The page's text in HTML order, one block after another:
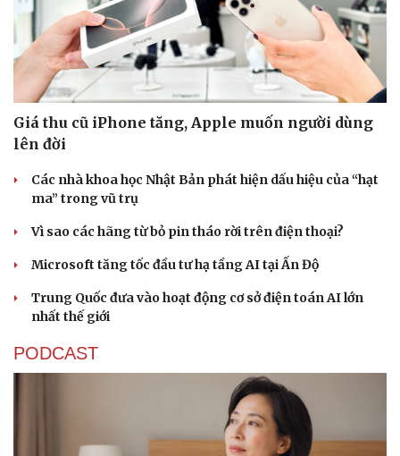
Giá thu cũ iPhone tăng, Apple muốn người dùng
lên đời
Các nhà khoa học Nhật Bản phát hiện dấu hiệu của “hạt
ma” trong vũ trụ
Vì sao các hãng từ bỏ pin tháo rời trên điện thoại?
Microsoft tăng tốc đầu tư hạ tầng AI tại Ấn Độ
Trung Quốc đưa vào hoạt động cơ sở điện toán AI lớn
nhất thế giới
PODCAST